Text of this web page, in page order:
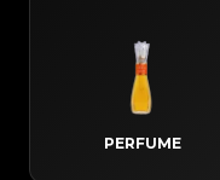
PERFUME